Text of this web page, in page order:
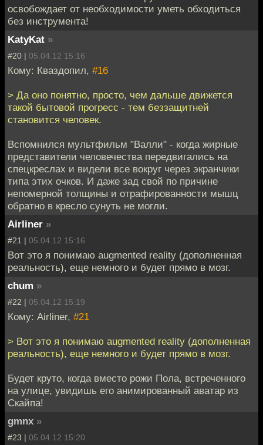
освобождает от необходимости уметь обходиться
без инструмента!
KatyKat »
#20 | 05.04.12 15:16
Кому: Кваздопил, #16
> Да оно понятно, просто, чем дальше движется
такой бытовой прогресс - тем беззащитней
становится человек.
Вспомнился мультфильм "Валли" - когда жирные
представители человечества передвигались на
спецкреслах и видели все вокруг через экранчики
типа этих очков. И даже зад свой по причине
непомерной толщины и отрафированности мышц
обратно в кресло сунуть не могли.
Airliner »
#21 | 05.04.12 15:16
Вот это я понимаю augmented reality (дополненная
реальность), еще немного и будет прямо в мозг.
chum »
#22 | 05.04.12 15:19
Кому: Airliner, #21
> Вот это я понимаю augmented reality (дополненная
реальность), еще немного и будет прямо в мозг.
Будет круто, когда вместо рожи Пола, встреченного
на улице, увидишь его анимированный аватар из
Скайпа!
gmnx »
#23 | 05.04.12 15:20